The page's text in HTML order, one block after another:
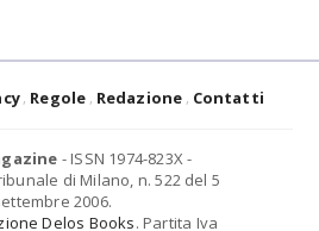
Regole Redazione Contatti
- ISSN 1974-823X -
di Milano, n. 522 del 5
2006.
Delos Books. Partita Iva